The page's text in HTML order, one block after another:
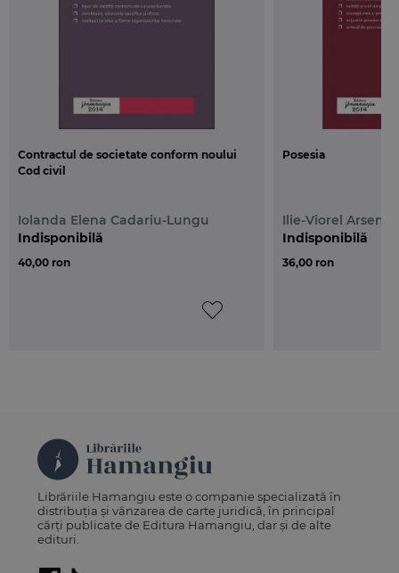
Contractul de societate conform noului
Cod civil
Iolanda Elena Cadariu-Lungu
40,00 ron
Indisponibilă
Posesia
Ilie-Viorel Arsene
36,00 ron
Indisponibilă
Librăriile Hamangiu este o companie specializată în
distribuția și vânzarea de carte juridică, în principal
cărți publicate de Editura Hamangiu, dar și de alte
edituri.